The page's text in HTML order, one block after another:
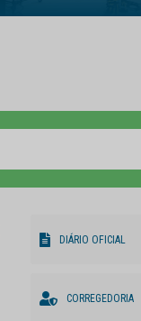
DIÁRIO OFICIAL
CORREGEDORIA